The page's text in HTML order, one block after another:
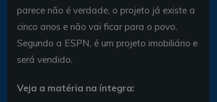
parece não é verdade, o projeto já existe a
cinco anos e não vai ficar para o povo.
Segundo a ESPN, é um projeto imobiliário e
será vendido.
Veja a matéria na íntegra: